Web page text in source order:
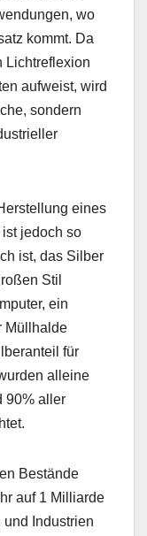
wo
kommt. Da
Lichtreflexion
aufweist, wird
sondern
eines
jedoch so
ist, das Silber
Stil
ein
Müllhalde
für
alleine
90% aller
Bestände
auf 1 Milliarde
Industrien